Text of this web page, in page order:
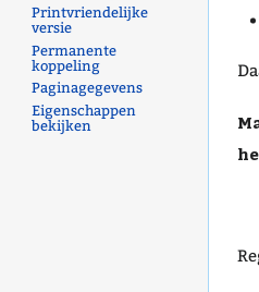
Printvriendelijke
versie
Permanente
koppeling
Paginagegevens
Eigenschappen
bekijken